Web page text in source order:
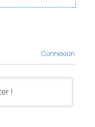
Connexion